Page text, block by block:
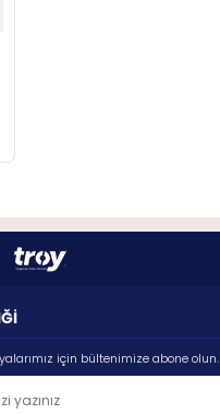
için bültenimize abone olun.